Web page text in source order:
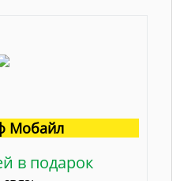
Мобайл
в подарок